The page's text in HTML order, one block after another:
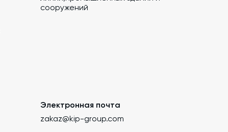
сооружений
Электронная почта
zakaz@kip-group.com